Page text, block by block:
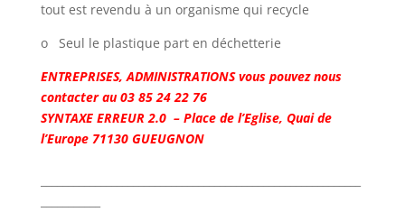
tout est revendu à un organisme qui recycle
o
Seul le plastique part en déchetterie
ENTREPRISES, ADMINISTRATIONS vous pouvez nous
contacter au 03 85 24 22 76
SYNTAXE ERREUR 2.0 – Place de l’Eglise, Quai de
l’Europe 71130 GUEUGNON